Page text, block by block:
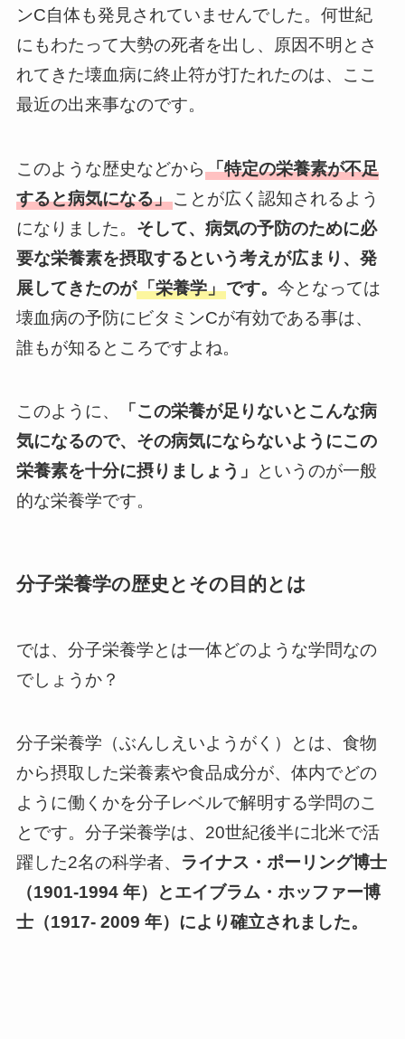
ンC自体も発見されていませんでした。何世紀
にもわたって大勢の死者を出し、原因不明とさ
れてきた壊血病に終止符が打たれたのは、ここ
最近の出来事なのです。
このような歴史などから 「特定の栄養素が不足
すると病気になる」ことが広く認知されるよう
になりました。 そして、病気の予防のために必
要な栄養素を摂取するという考えが広まり、発
展してきたのが「栄養学」です。 今となっては
壊血病の予防にビタミンCが有効である事は、
誰もが知るところですよね。
このように、
「この栄養が足りないとこんな病
気になるので、その病気にならないようにこの
栄養素を十分に摂りましょう」
というのが一般
的な栄養学です。
分子栄養学の歴史とその目的とは
では、分子栄養学とは一体どのような学問なの
でしょうか？
分子栄養学（ぶんしえいようがく）とは、食物
から摂取した栄養素や食品成分が、体内でどの
ように働くかを分子レベルで解明する学問のこ
とです。分子栄養学は、20世紀後半に北米で活
躍した2名の科学者、 ライナス・ポーリング博士
（1901-1994 年）とエイブラム・ホッファー博
士（1917- 2009 年）により確立されました。